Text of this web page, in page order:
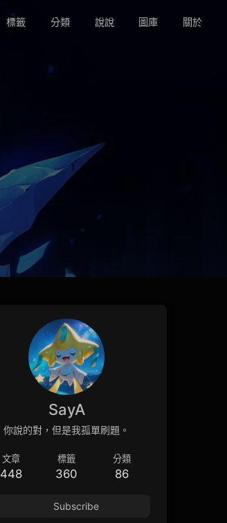
標籤 分類 說說 圖庫 關於
SayA
你說的對，但是我孤單刷題。
文章
448
標籤
360
分類
86
Subscribe